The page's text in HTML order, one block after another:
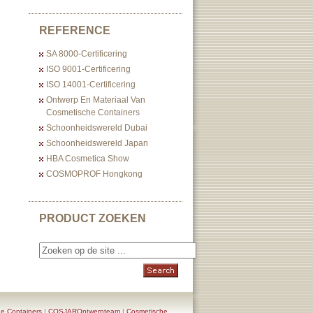
REFERENCE
SA 8000-Certificering
ISO 9001-Certificering
ISO 14001-Certificering
Ontwerp En Materiaal Van
Cosmetische Containers
Schoonheidswereld Dubai
Schoonheidswereld Japan
HBA Cosmetica Show
COSMOPROF Hongkong
PRODUCT ZOEKEN
Containers | COSJAROntwerpteam | Cosmetische